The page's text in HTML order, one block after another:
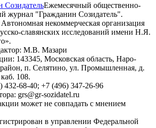
Ежемесячный общественно-
журнал "Гражданин Созидатель".
некоммерческая организация
славянских исследований имени Н.Я.
М.В. Мазари
143345, Московская область, Наро-
п. Селятино, ул. Промышленная, д.
108.
432-68-40; +7 (496) 347-26-96
grs@gr-sozidatel.ru
может не совпадать с мнением
в управлении Федеральной